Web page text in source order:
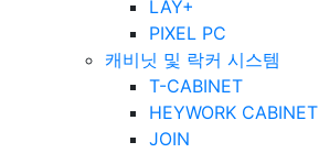
LAY+
PIXEL PC
캐비닛 및 락커 시스템
T-CABINET
HEYWORK CABINET
JOIN